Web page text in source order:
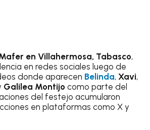
en Villahermosa, Tabasco,
en redes sociales luego de
donde aparecen Belinda,Xavi,
Galilea Montijo como parte del
del festejo acumularon
en plataformas como X y